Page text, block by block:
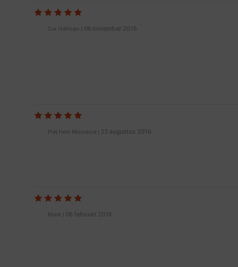
Cor Hofman | 06 november 2016
Piet Hein Minnecre| 23 augustus 2016
Mark | 06 februari 2018